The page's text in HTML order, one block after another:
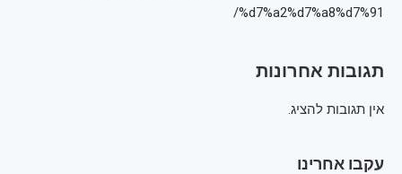
%d7%a2%d7%a8%d7%91/
תגובות אחרונות
אין תגובות להציג.
עקבו אחרינו